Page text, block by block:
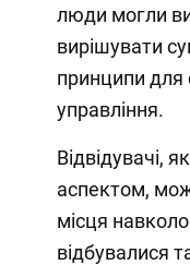
люди могли
вирішувати
принципи для
управління.
Відвідувачі,
аспектом,
місця
відбувалися